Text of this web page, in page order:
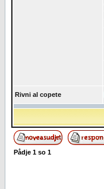
Rivni al copete
Pådje 1 so 1